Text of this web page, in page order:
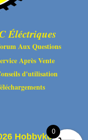
Éléctriques
Aux Questions
Après Vente
d'utilisation
Hobbykoo
0